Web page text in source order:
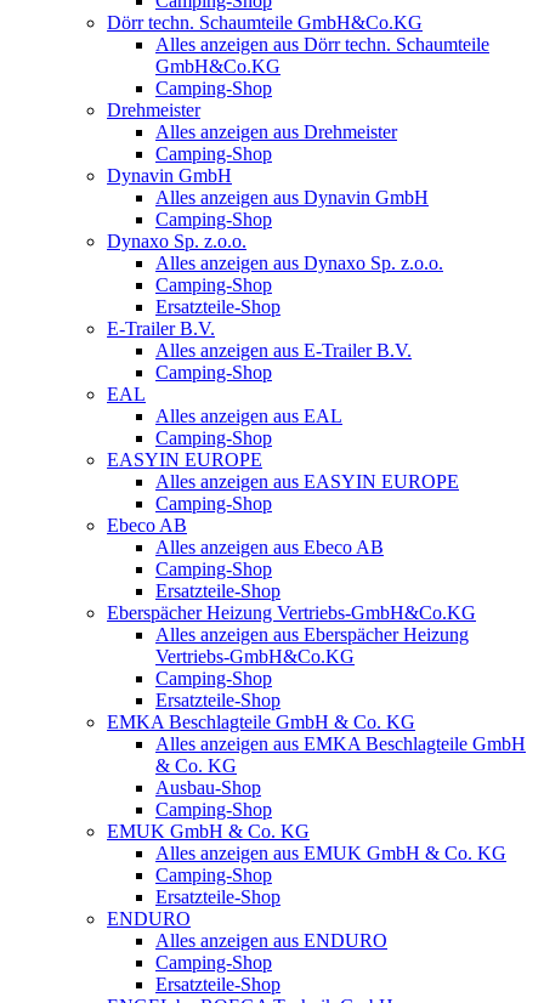
Dörr techn. Schaumteile GmbH&Co.KG
Alles anzeigen aus Dörr techn. Schaumteile
GmbH&Co.KG
Camping-Shop
Drehmeister
Alles anzeigen aus Drehmeister
Camping-Shop
Dynavin GmbH
Alles anzeigen aus Dynavin GmbH
Camping-Shop
Dynaxo Sp. z.o.o.
Alles anzeigen aus Dynaxo Sp. z.o.o.
Camping-Shop
Ersatzteile-Shop
E-Trailer B.V.
Alles anzeigen aus E-Trailer B.V.
Camping-Shop
EAL
Alles anzeigen aus EAL
Camping-Shop
EASYIN EUROPE
Alles anzeigen aus EASYIN EUROPE
Camping-Shop
Ebeco AB
Alles anzeigen aus Ebeco AB
Camping-Shop
Ersatzteile-Shop
Eberspächer Heizung Vertriebs-GmbH&Co.KG
Alles anzeigen aus Eberspächer Heizung
Vertriebs-GmbH&Co.KG
Camping-Shop
Ersatzteile-Shop
EMKA Beschlagteile GmbH & Co. KG
Alles anzeigen aus EMKA Beschlagteile GmbH
& Co. KG
Ausbau-Shop
Camping-Shop
EMUK GmbH & Co. KG
Alles anzeigen aus EMUK GmbH & Co. KG
Camping-Shop
Ersatzteile-Shop
ENDURO
Alles anzeigen aus ENDURO
Camping-Shop
Ersatzteile-Shop